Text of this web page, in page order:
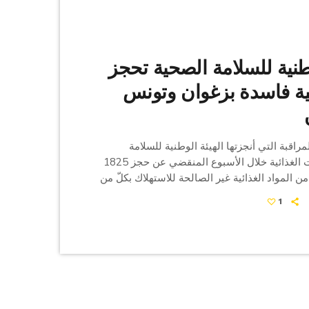
للسلامة الصحية تحجز
فاسدة بزغوان وتونس
التي أنجزتها الهيئة الوطنية للسلامة
الصحية للمنتجات الغذائية خلال الأسبوع المنقضي عن حجز 1825
لترًا من المواد الغذائية غير الصالحة للاستهلاك بكلّ من
الهيئة، أن فرق المراقبة التابعة لها كثّفت
1